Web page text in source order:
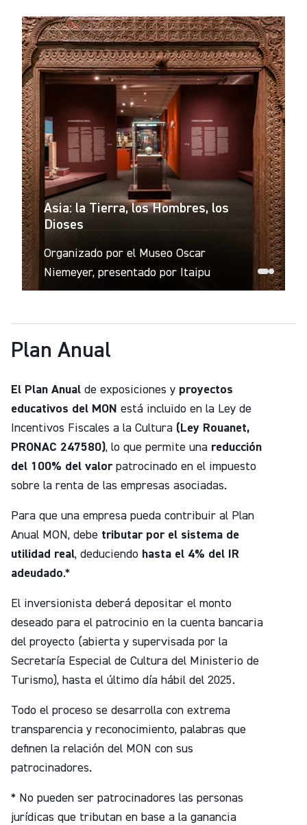
Asia: la Tierra, los Hombres, los
Dioses
Organizado por el Museo Oscar
Niemeyer, presentado por Itaipu
Plan Anual
El Plan Anual de exposiciones y proyectos
educativos del MON está incluido en la Ley de
Incentivos Fiscales a la Cultura (Ley Rouanet,
PRONAC 247580), lo que permite una reducción
del 100% del valor patrocinado en el impuesto
sobre la renta de las empresas asociadas.
Para que una empresa pueda contribuir al Plan
Anual MON, debe tributar por el sistema de
utilidad real, deduciendo hasta el 4% del IR
adeudado.*
El inversionista deberá depositar el monto
deseado para el patrocinio en la cuenta bancaria
del proyecto (abierta y supervisada por la
Secretaría Especial de Cultura del Ministerio de
Turismo), hasta el último día hábil del 2025.
Todo el proceso se desarrolla con extrema
transparencia y reconocimiento, palabras que
definen la relación del MON con sus
patrocinadores.
* No pueden ser patrocinadores las personas
jurídicas que tributan en base a la ganancia